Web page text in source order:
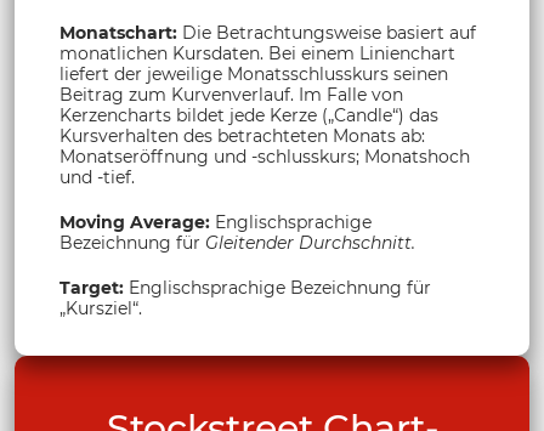
Monatschart: Die Betrachtungsweise basiert auf
monatlichen Kursdaten. Bei einem Linienchart
liefert der jeweilige Monatsschlusskurs seinen
Beitrag zum Kurvenverlauf. Im Falle von
Kerzencharts bildet jede Kerze („Candle“) das
Kursverhalten des betrachteten Monats ab:
Monatseröffnung und -schlusskurs; Monatshoch
und -tief.
Moving Average: Englischsprachige
Bezeichnung für Gleitender Durchschnitt.
Target: Englischsprachige Bezeichnung für
„Kursziel“.